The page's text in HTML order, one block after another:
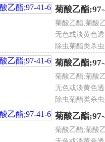
Ethyl chrysanthemumate
2,2ˊ-二甲基-3-异丁烯基
112°C10mm Hg(lit.)
0.906g/mLat
20/D1.459(lit.)[2]
184°F
条件
2-8°C
酯;菊酸乙酯;菊
菊酸乙酯
菊酸乙酯;菊酸
无色或淡黄色
除虫菊酯类杀
酯;菊酸乙酯;菊
菊酸乙酯
菊酸乙酯;菊酸
无色或淡黄色
除虫菊酯类杀
酯;菊酸乙酯;菊
菊酸乙酯
菊酸乙酯;菊酸